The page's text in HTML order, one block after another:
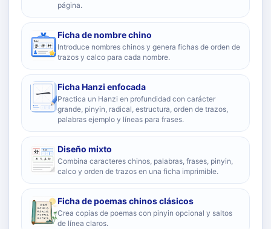
página.
Ficha de nombre chino
Introduce nombres chinos y genera fichas de orden de
trazos y calco para cada nombre.
Ficha Hanzi enfocada
Practica un Hanzi en profundidad con carácter
grande, pinyin, radical, estructura, orden de trazos,
palabras ejemplo y líneas para frases.
Diseño mixto
Combina caracteres chinos, palabras, frases, pinyin,
calco y orden de trazos en una ficha imprimible.
Ficha de poemas chinos clásicos
Crea copias de poemas con pinyin opcional y saltos
de línea claros.